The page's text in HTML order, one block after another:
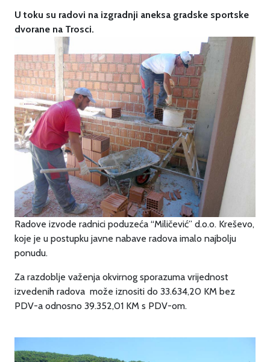
U toku su radovi na izgradnji aneksa gradske sportske
dvorane na Trosci.
Radove izvode radnici poduzeća “Miličević” d.o.o. Kreševo,
koje je u postupku javne nabave radova imalo najbolju
ponudu.
Za razdoblje važenja okvirnog sporazuma vrijednost
izvedenih radova može iznositi do 33.634,20 KM bez
PDV-a odnosno 39.352,01 KM s PDV-om.